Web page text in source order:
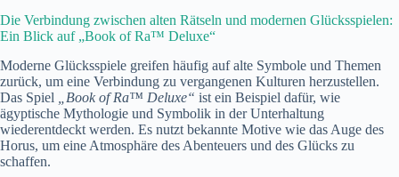
Die Verbindung zwischen alten Rätseln und modernen Glücksspielen:
Ein Blick auf „Book of Ra™ Deluxe“
Moderne Glücksspiele greifen häufig auf alte Symbole und Themen
zurück, um eine Verbindung zu vergangenen Kulturen herzustellen.
Das Spiel
„Book of Ra™ Deluxe“ ist ein Beispiel dafür, wie
ägyptische Mythologie und Symbolik in der Unterhaltung
wiederentdeckt werden. Es nutzt bekannte Motive wie das Auge des
Horus, um eine Atmosphäre des Abenteuers und des Glücks zu
schaffen.